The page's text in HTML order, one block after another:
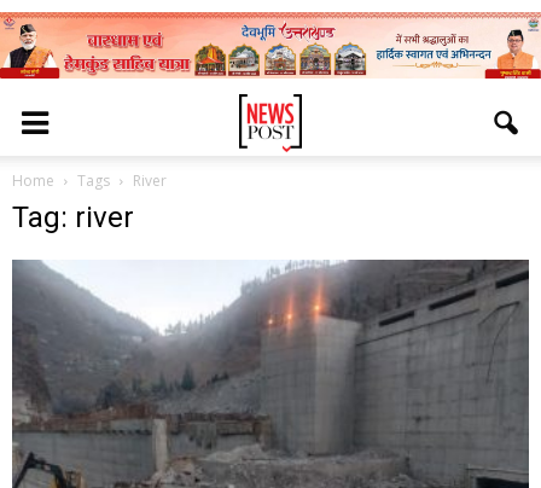
Home Tags River
Tag: river